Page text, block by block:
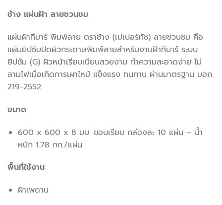
ช้าง แผ่นฝ้า ลายชวนชม
แผ่นฝ้าทีบาร์ พิมพ์ลาย ตราช้าง (เปเปอร์ทัช) ลายชวนชม คือ
แผ่นยิปซัมปิดผิวกระดาษพิมพ์ลายสำหรับงานฝ้าทีบาร์ ระบบ
ยิปซัม (G) ผิวหน้าเรียบเนียนสวยงาม ทำความสะอาดง่าย ไม่
ลามไฟเมื่อเกิดการเผาไหม้ แข็งแรง ทนทาน ผ่านมาตรฐาน มอก.
219-2552
ขนาด
600 x 600 x 8 มม. ขอบเรียบ กล่องละ 10 แผ่น – น้ำ
หนัก 1.78 กก./แผ่น
พื้นที่ใช้งาน
ฝ้าเพดาน